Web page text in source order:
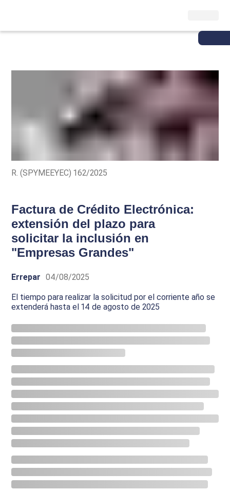
R. (SPYMEEYEC) 162/2025
Factura de Crédito Electrónica:
extensión del plazo para
solicitar la inclusión en
"Empresas Grandes"
Errepar 04/08/2025
El tiempo para realizar la solicitud por el corriente año se
extenderá hasta el 14 de agosto de 2025